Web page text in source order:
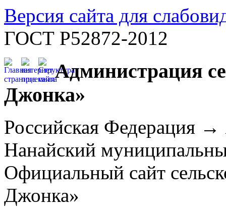
Версия сайта для
ГОСТ Р52872-2012
Администрация
Джонка»
Российская Федерация
Нанайский
Официальный сайт
Джонка»